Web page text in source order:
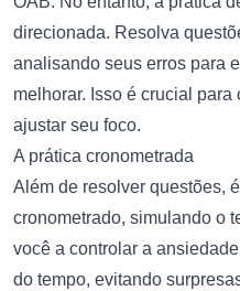
direcionada. Resolva
analisando seus erros para
melhorar. Isso é crucial
ajustar seu foco.
A prática cronometrada
Além de resolver questões,
cronometrado, simulando o
você a controlar a
do tempo, evitando